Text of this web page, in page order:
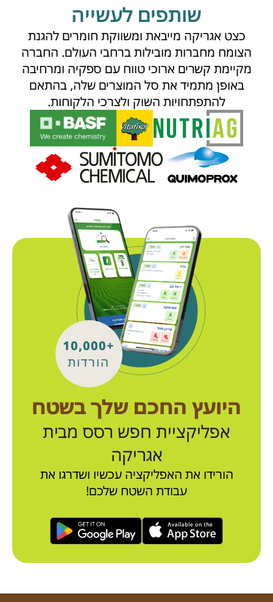
שותפים לעשייה
כצט אגריקה מייבאת ומשווקת חומרים להגנת
הצומח מחברות מובילות ברחבי העולם. החברה
מקיימת קשרים ארוכי טווח עם ספקיה ומרחיבה
באופן מתמיד את סל המוצרים שלה, בהתאם
להתפתחויות השוק ולצרכי הלקוחות.
+10,000
הורדות
היועץ החכם שלך בשטח
אפליקציית חפש רסס מבית
אגריקה
הורידו את האפליקציה עכשיו ושדרגו את
עבודת השטח שלכם!